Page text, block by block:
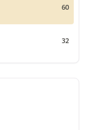
60
32